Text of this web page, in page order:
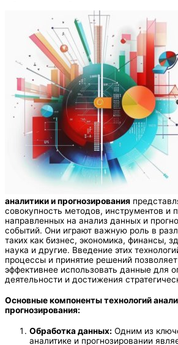
аналитики и прогнозирования
совокупность методов, инструментов и
направленных на анализ данных и
событий. Они играют важную роль в
таких как бизнес, экономика, финансы,
наука и другие. Введение этих
процессы и принятие решений
эффективнее использовать данные для
деятельности и достижения
Основные компоненты технологий
прогнозирования:
Обработка данных: Одним из
аналитике и прогнозировании